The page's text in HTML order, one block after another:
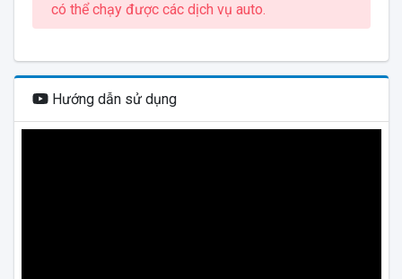
có thể chạy được các dịch vụ auto.
Hướng dẫn sử dụng